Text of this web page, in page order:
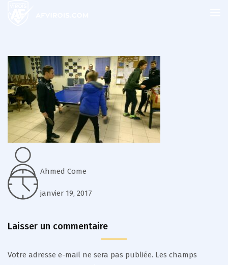
Ahmed Come
janvier 19, 2017
Laisser un commentaire
Votre adresse e-mail ne sera pas publiée. Les champs